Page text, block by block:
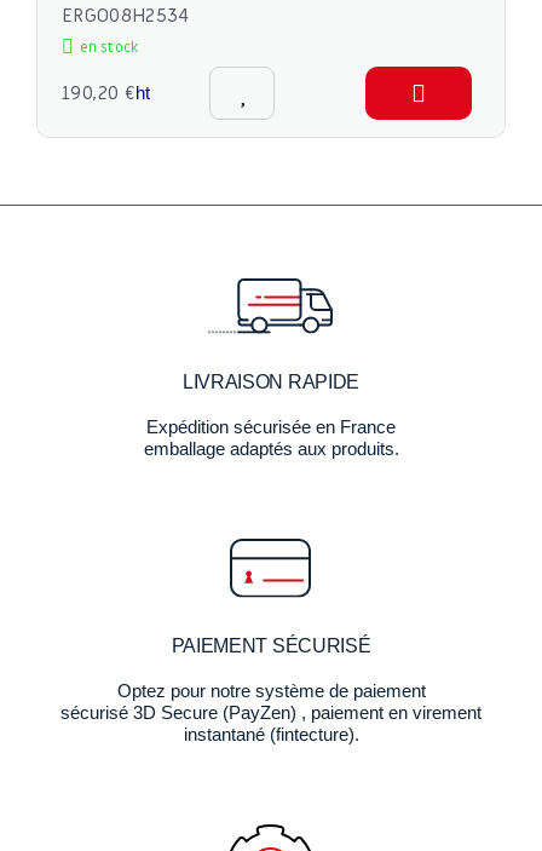
ERGO08H2534
en stock
190,20 €ht
LIVRAISON RAPIDE
Expédition sécurisée en France
emballage adaptés aux produits.
PAIEMENT SÉCURISÉ
Optez pour notre système de paiement
sécurisé 3D Secure (PayZen) , paiement en virement
instantané (fintecture).